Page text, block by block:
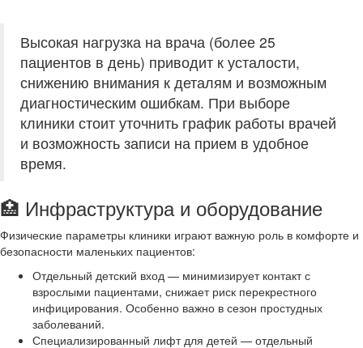
Высокая нагрузка на врача (более 25
пациентов в день) приводит к усталости,
снижению внимания к деталям и возможным
диагностическим ошибкам. При выборе
клиники стоит уточнить график работы врачей
и возможность записи на прием в удобное
время.
🏥 Инфраструктура и оборудование
Физические параметры клиники играют важную роль в комфорте и
безопасности маленьких пациентов:
Отдельный детский вход — минимизирует контакт с
взрослыми пациентами, снижает риск перекрестного
инфицирования. Особенно важно в сезон простудных
заболеваний.
Специализированный лифт для детей — отдельный